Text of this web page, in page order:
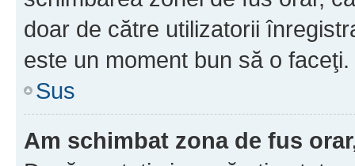
doar de către utilizatorii
este un moment bun să o faceţi.
Sus
Am schimbat zona de fus